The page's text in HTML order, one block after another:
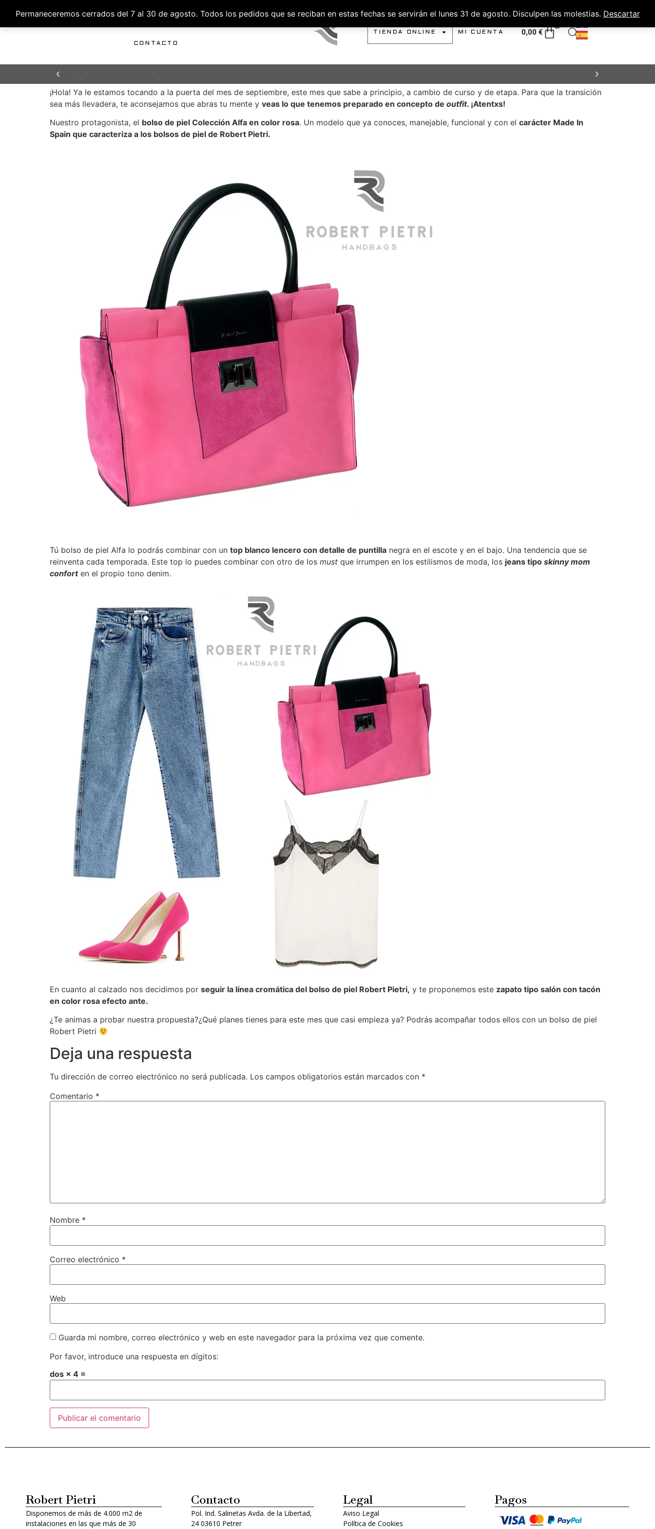
Permaneceremos cerrados del 7 al 30 de agosto. Todos los pedidos que se reciban en estas fechas se servirán el lunes 31 de agosto. Disculpen las molestias. Descartar
CONTACTO
TIENDA ONLINE MI CUENTA 0,00 €
24/48H
24/48H
24/48H
¡Hola! Ya le estamos tocando a la puerta del mes de septiembre, este mes que sabe a principio, a cambio de curso y de etapa. Para que la transición
sea más llevadera, te aconsejamos que abras tu mente y veas lo que tenemos preparado en concepto de outfit. ¡Atentxs!
Nuestro protagonista, el bolso de piel Colección Alfa en color rosa. Un modelo que ya conoces, manejable, funcional y con el carácter Made In
Spain que caracteriza a los bolsos de piel de Robert Pietri.
Tú bolso de piel Alfa lo podrás combinar con un top blanco lencero con detalle de puntilla negra en el escote y en el bajo. Una tendencia que se
reinventa cada temporada. Este top lo puedes combinar con otro de los must que irrumpen en los estilismos de moda, los jeans tipo skinny mom
conforten el propio tono denim.
En cuanto al calzado nos decidimos por seguir la línea cromática del bolso de piel Robert Pietri, y te proponemos este zapato tipo salón con tacón
en color rosa efecto ante.
¿Te animas a probar nuestra propuesta?¿Qué planes tienes para este mes que casi empieza ya? Podrás acompañar todos ellos con un bolso de piel
Robert Pietri
Deja una respuesta
Tu dirección de correo electrónico no será publicada. Los campos obligatorios están marcados con *
Comentario *
Nombre *
Correo electrónico *
Web
Guarda mi nombre, correo electrónico y web en este navegador para la próxima vez que comente.
Por favor, introduce una respuesta en dígitos:
dos × 4 =
Robert Pietri
Disponemos de más de 4.000 m2 de
instalaciones en las que más de 30
Contacto
Pol. Ind. Salinetas Avda. de la Libertad,
24 03610 Petrer
Legal
Aviso Legal
Política de Cookies
Pagos